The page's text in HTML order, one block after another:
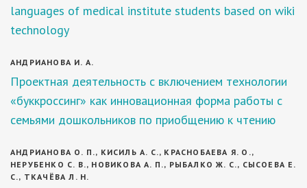
languages of medical institute students based on wiki
technology
АНДРИАНОВА И. А.
Проектная деятельность с включением технологии
«буккроссинг» как инновационная форма работы с
семьями дошкольников по приобщению к чтению
АНДРИАНОВА О. П., КИСИЛЬ А. С., КРАСНОБАЕВА Я. О.,
НЕРУБЕНКО С. В., НОВИКОВА А. П., РЫБАЛКО Ж. С., СЫСОЕВА Е.
С., ТКАЧЁВА Л. Н.